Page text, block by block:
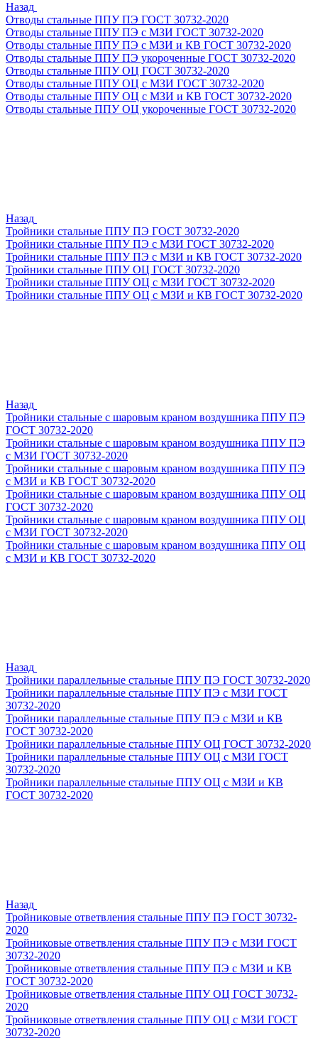
Назад
Отводы стальные ППУ ПЭ ГОСТ 30732-2020
Отводы стальные ППУ ПЭ с МЗИ ГОСТ 30732-2020
Отводы стальные ППУ ПЭ с МЗИ и КВ ГОСТ 30732-2020
Отводы стальные ППУ ПЭ укороченные ГОСТ 30732-2020
Отводы стальные ППУ ОЦ ГОСТ 30732-2020
Отводы стальные ППУ ОЦ с МЗИ ГОСТ 30732-2020
Отводы стальные ППУ ОЦ с МЗИ и КВ ГОСТ 30732-2020
Отводы стальные ППУ ОЦ укороченные ГОСТ 30732-2020
Назад
Тройники стальные ППУ ПЭ ГОСТ 30732-2020
Тройники стальные ППУ ПЭ с МЗИ ГОСТ 30732-2020
Тройники стальные ППУ ПЭ с МЗИ и КВ ГОСТ 30732-2020
Тройники стальные ППУ ОЦ ГОСТ 30732-2020
Тройники стальные ППУ ОЦ с МЗИ ГОСТ 30732-2020
Тройники стальные ППУ ОЦ с МЗИ и КВ ГОСТ 30732-2020
Назад
Тройники стальные с шаровым краном воздушника ППУ ПЭ
ГОСТ 30732-2020
Тройники стальные с шаровым краном воздушника ППУ ПЭ
с МЗИ ГОСТ 30732-2020
Тройники стальные с шаровым краном воздушника ППУ ПЭ
с МЗИ и КВ ГОСТ 30732-2020
Тройники стальные с шаровым краном воздушника ППУ ОЦ
ГОСТ 30732-2020
Тройники стальные с шаровым краном воздушника ППУ ОЦ
с МЗИ ГОСТ 30732-2020
Тройники стальные с шаровым краном воздушника ППУ ОЦ
с МЗИ и КВ ГОСТ 30732-2020
Назад
Тройники параллельные стальные ППУ ПЭ ГОСТ 30732-2020
Тройники параллельные стальные ППУ ПЭ с МЗИ ГОСТ
30732-2020
Тройники параллельные стальные ППУ ПЭ с МЗИ и КВ
ГОСТ 30732-2020
Тройники параллельные стальные ППУ ОЦ ГОСТ 30732-2020
Тройники параллельные стальные ППУ ОЦ с МЗИ ГОСТ
30732-2020
Тройники параллельные стальные ППУ ОЦ с МЗИ и КВ
ГОСТ 30732-2020
Назад
Тройниковые ответвления стальные ППУ ПЭ ГОСТ 30732-
2020
Тройниковые ответвления стальные ППУ ПЭ с МЗИ ГОСТ
30732-2020
Тройниковые ответвления стальные ППУ ПЭ с МЗИ и КВ
ГОСТ 30732-2020
Тройниковые ответвления стальные ППУ ОЦ ГОСТ 30732-
2020
Тройниковые ответвления стальные ППУ ОЦ с МЗИ ГОСТ
30732-2020